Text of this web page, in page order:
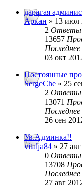
дарагая
Аркан » 13 июл
2 Ответы
13657
03 окт
Постоянные
SergeChe » 25
2 Ответы
13071
26 сен
Ув.Админка!!
vitalja84 » 27
0 Ответы
13708
27 авг